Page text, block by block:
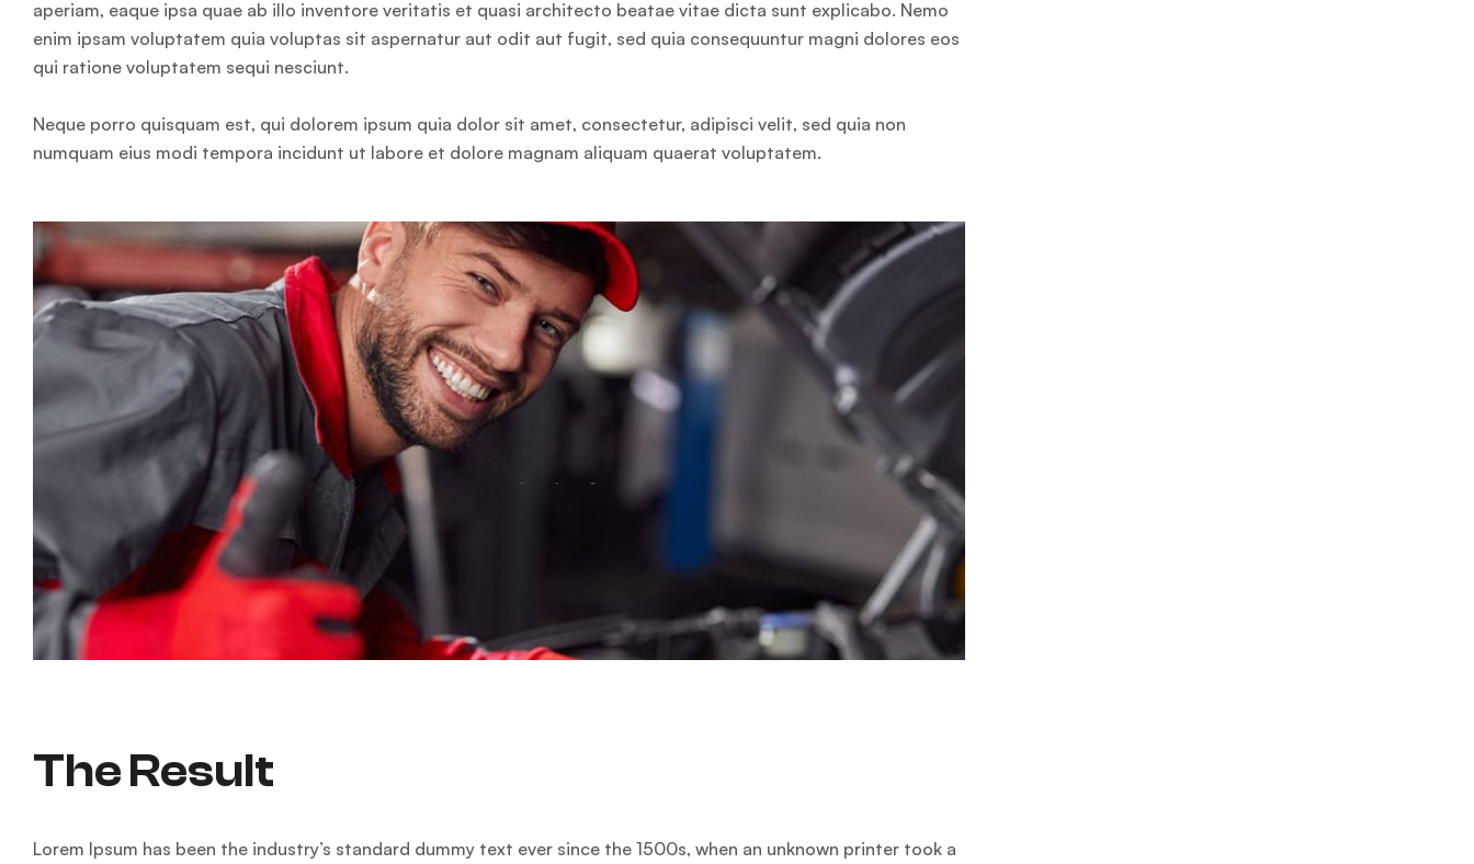
aperiam, eaque ipsa quae ab illo inventore veritatis et quasi architecto beatae vitae dicta sunt explicabo. Nemo
enim ipsam voluptatem quia voluptas sit aspernatur aut odit aut fugit, sed quia consequuntur magni dolores eos
qui ratione voluptatem sequi nesciunt.
Neque porro quisquam est, qui dolorem ipsum quia dolor sit amet, consectetur, adipisci velit, sed quia non
numquam eius modi tempora incidunt ut labore et dolore magnam aliquam quaerat voluptatem.
The Result
Lorem Ipsum has been the industry’s standard dummy text ever since the 1500s, when an unknown printer took a